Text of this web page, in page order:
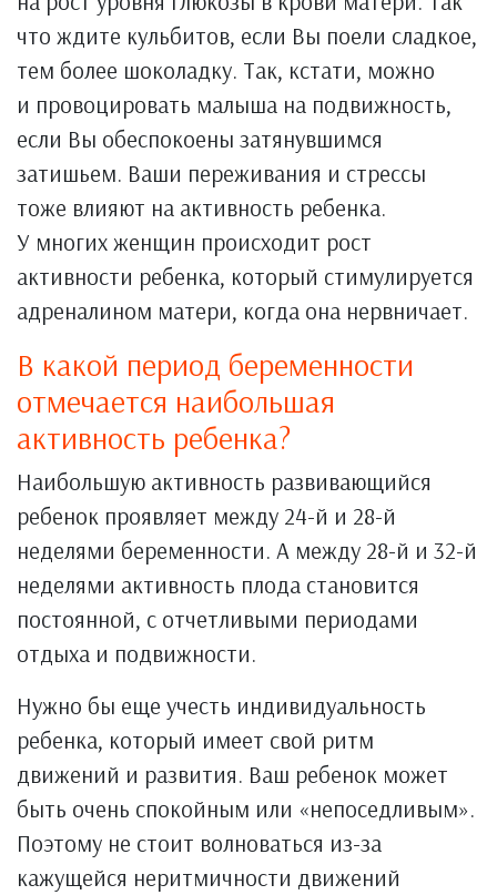
что ждите кульбитов, если Вы поели сладкое,
тем более шоколадку. Так, кстати, можно
и провоцировать малыша на подвижность,
если Вы обеспокоены затянувшимся
затишьем. Ваши переживания и стрессы
тоже влияют на активность ребенка.
У многих женщин происходит рост
активности ребенка, который стимулируется
адреналином матери, когда она нервничает.
В какой период беременности
отмечается наибольшая
активность ребенка?
Наибольшую активность развивающийся
ребенок проявляет между 24-й и 28-й
неделями беременности. А между 28-й и 32-й
неделями активность плода становится
постоянной, с отчетливыми периодами
отдыха и подвижности.
Нужно бы еще учесть индивидуальность
ребенка, который имеет свой ритм
движений и развития. Ваш ребенок может
быть очень спокойным или «непоседливым».
Поэтому не стоит волноваться из-за
кажущейся неритмичности движений